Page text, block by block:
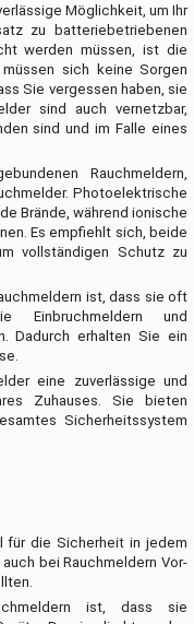
Möglichkeit, um Ihr
zu batteriebetriebenen
werden müssen, ist die
sich keine Sorgen
Sie vergessen haben, sie
sind auch vernetzbar,
sind und im Falle eines
Rauchmeldern,
Photoelektrische
Brände, während ionische
Es empfiehlt sich, beide
vollständigen Schutz zu
ist, dass sie oft
Einbruchmeldern und
Dadurch erhalten Sie ein
eine zuverlässige und
Zuhauses. Sie bieten
Sicherheitssystem
für die Sicherheit in jedem
bei Rauchmeldern Vor-
ist, dass sie